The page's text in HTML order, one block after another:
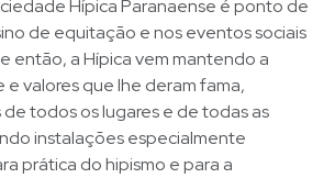
Hípica Paranaense é ponto de
de equitação e nos eventos sociais
então, a Hípica vem mantendo a
e valores que lhe deram fama,
todos os lugares e de todas as
instalações especialmente
prática do hipismo e para a